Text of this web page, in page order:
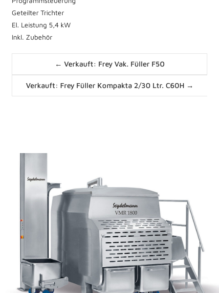
Geteilter Trichter
El. Leistung 5,4 kW
Inkl. Zubehör
navigation
← Verkauft: Frey Vak. Füller F50
Posts
navigation
Verkauft: Frey Füller Kompakta 2/30 Ltr. C60H →